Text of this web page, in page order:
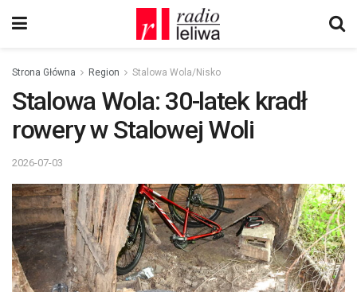
Strona Główna Region Stalowa Wola/Nisko
Stalowa Wola: 30-latek kradł
rowery w Stalowej Woli
2026-07-03